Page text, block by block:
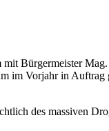
Bürgermeister
im Vorjahr in Auftrag
des massiven